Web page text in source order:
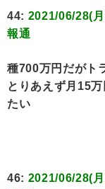
44: 2021/06/28(
報通
種700万円だがト
とりあえず月15
たい
46: 2021/06/28(